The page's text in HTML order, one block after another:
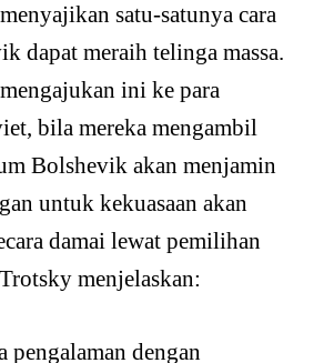
satu-satunya cara
dapat meraih telinga massa.
ini ke para
bila mereka mengambil
Bolshevik akan menjamin
untuk kekuasaan akan
damai lewat pemilihan
menjelaskan:
pengalaman dengan